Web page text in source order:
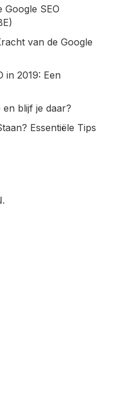
Google SEO
van de Google
in 2019: Een
blijf je daar?
Essentiële Tips